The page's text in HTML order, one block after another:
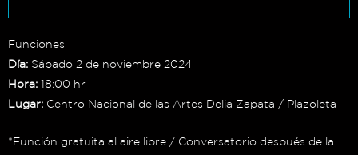
Funciones
Día: Sábado 2 de noviembre 2024
Hora: 18:00 hr
Lugar: Centro Nacional de las Artes Delia Zapata / Plazoleta
*Función gratuita al aire libre / Conversatorio después de la